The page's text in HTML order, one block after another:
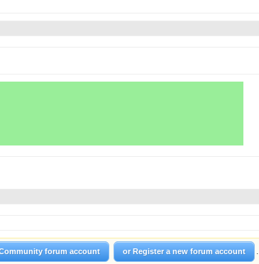
forum account or Register a new forum account .